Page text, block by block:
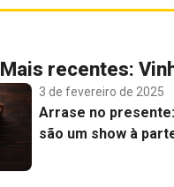
Mais recentes:
3 de fevereiro de 2025
Arrase no
são um show à